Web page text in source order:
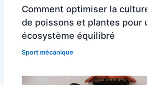
Comment optimiser la
de poissons et plantes pour
écosystème équilibré
Sport mécanique